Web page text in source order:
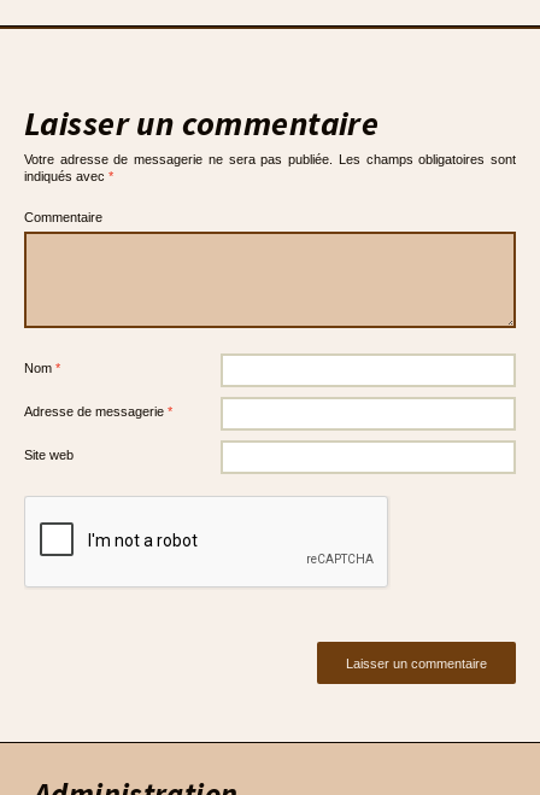
Laisser un commentaire
Votre adresse de messagerie ne sera pas publiée.
Les champs obligatoires sont
indiqués avec *
Commentaire
Nom *
Adresse de messagerie *
Site web